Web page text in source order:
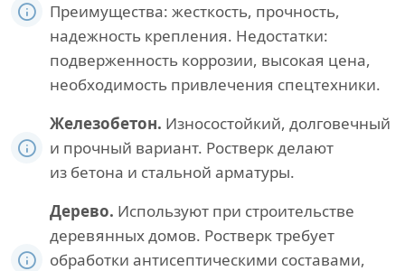
Преимущества: жесткость, прочность,
надежность крепления. Недостатки:
подверженность коррозии, высокая цена,
необходимость привлечения спецтехники.
Железобетон. Износостойкий, долговечный
и прочный вариант. Ростверк делают
из бетона и стальной арматуры.
Дерево. Используют при строительстве
деревянных домов. Ростверк требует
обработки антисептическими составами,